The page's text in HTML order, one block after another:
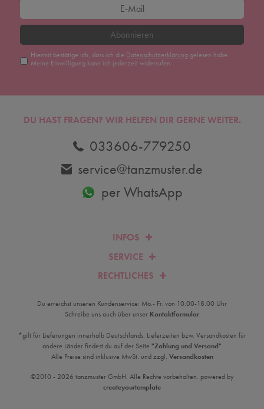
Abonnieren
Hiermit bestätige ich, dass ich die Daten­schutz­erklärunggelesen habe.
Meine Einwilligung kann ich jederzeit widerrufen.
INFOS
SERVICE
RECHTLICHES
DU HAST FRAGEN? WIR HELFEN DIR GERNE WEITER.
033606-779250
service@tanzmuster.de
per WhatsApp
Du erreichst unseren Kundenservice: Mo.- Fr. von 10.00-18.00 Uhr
Schreibe uns auch über unser Kontaktformular
*gilt für Lieferungen innerhalb Deutschlands. Lieferzeiten bzw. Versandkosten für
andere Länder findest du auf der Seite "Zahlung und Versand"
Alle Preise sind inklusive MwSt. und zzgl. Versandkosten
©2010 - 2026 tanzmuster GmbH. Alle Rechte vorbehalten. powered by
createyourtemplate